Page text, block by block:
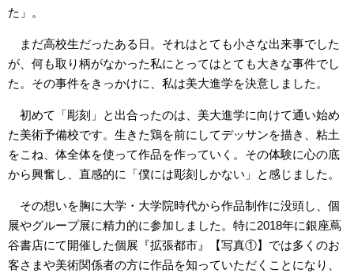
た」。
まだ高校生だったある日。それはとても小さな出来事でした
が、何も取り柄がなかった私にとってはとても大きな事件でし
た。その事件をきっかけに、私は美大進学を決意しました。
初めて「彫刻」と出合ったのは、美大進学に向けて通い始め
た美術予備校です。生きた鶏を前にしてデッサンを描き、粘土
をこね、体全体を使って作品を作っていく。その体験に心の底
から興奮し、直感的に「僕には彫刻しかない」と感じました。
その想いを胸に大学・大学院時代から作品制作に没頭し、個
展やグループ展に精力的に参加しました。特に2018年に銀座蔦
谷書店にて開催した個展『拡張都市』【写真①】では多くのお
客さまや美術関係者の方に作品を知っていただくことになり、